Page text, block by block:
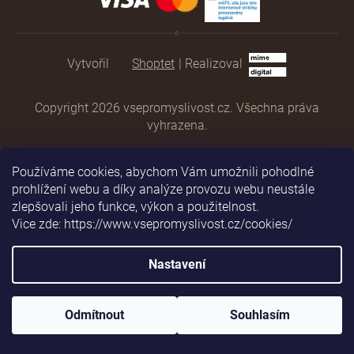
Používáme cookies, abychom Vám umožnili pohodlné
prohlížení webu a díky analýze provozu webu neustále
zlepšovali jeho funkce, výkon a použitelnost.
Vice zde: https://www.vsepromyslivost.cz/cookies/
Nastavení
Odmítnout Souhlasím
Shoptet | Realizoval
Copyright 2026 vsepromyslivost.cz . Všechna práva
vyhrazena.